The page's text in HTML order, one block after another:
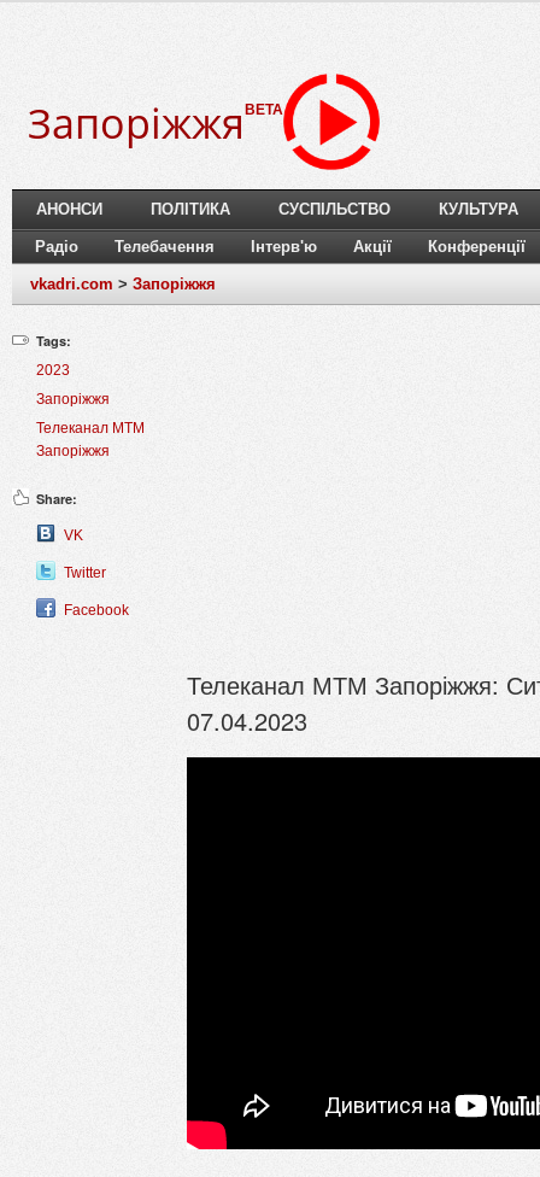
Запоріжжя BETA
АНОНСИ ПОЛІТИКА СУСПІЛЬСТВО КУЛЬТУРА
Радіо Телебачення Інтерв'ю Акції Конференції
vkadri.com > Запоріжжя
Tags:
2023
Запоріжжя
Телеканал МТМ
Запоріжжя
Share:
VK
Twitter
Facebook
Телеканал МТМ Запоріжжя:
07.04.2023